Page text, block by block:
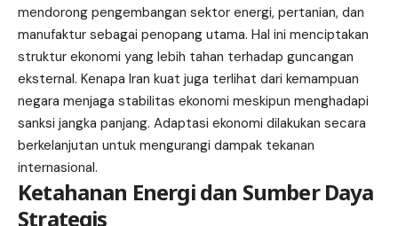
mendorong pengembangan sektor energi, pertanian, dan
manufaktur sebagai penopang utama. Hal ini menciptakan
struktur ekonomi yang lebih tahan terhadap guncangan
eksternal. Kenapa Iran kuat juga terlihat dari kemampuan
negara menjaga stabilitas ekonomi meskipun menghadapi
sanksi jangka panjang. Adaptasi ekonomi dilakukan secara
berkelanjutan untuk mengurangi dampak tekanan
internasional.
Ketahanan Energi dan Sumber Daya
Strategis